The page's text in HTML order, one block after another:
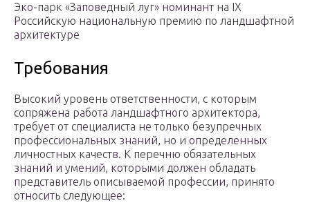
Эко-парк «Заповедный луг» номинант на IX
Российскую национальную премию по ландшафтной
архитектуре
Требования
Высокий уровень ответственности, с которым
сопряжена работа ландшафтного архитектора,
требует от специалиста не только безупречных
профессиональных знаний, но и определенных
личностных качеств. К перечню обязательных
знаний и умений, которыми должен обладать
представитель описываемой профессии, принято
относить следующее: